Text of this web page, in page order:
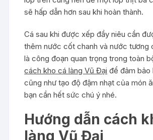
sẽ hấp dẫn hơn sau khi hoàn thành.
Cá sau khi được xếp đầy niêu cần
thêm nước cốt chanh và nước tương
là công đoạn quan trọng trong toàn
cách kho cá làng Vũ Đại để đảm bảo
cũng như tạo độ đậm nhạt của món
bạn cần hết sức chú ý nhé.
Hướng dẫn cách
làng Vũ Đại